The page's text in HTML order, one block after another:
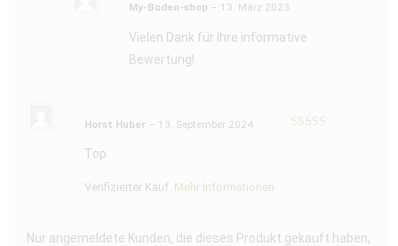
My-Boden-shop – 13. März 2023
Vielen Dank für Ihre informative
Bewertung!
Horst Huber – 13. September 2024
Top
Verifizierter Kauf. Mehr Informationen
Nur angemeldete Kunden, die dieses Produkt gekauft haben,